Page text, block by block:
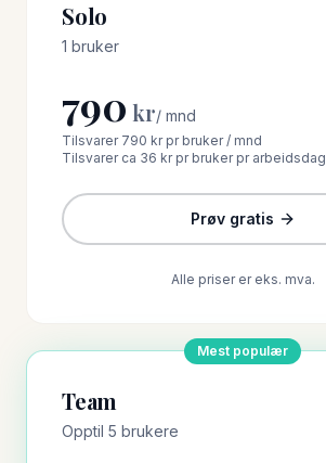
Solo
1 bruker
790 kr/ mnd
Tilsvarer 790 krpr bruker / mnd
Tilsvarer ca 36 kr pr bruker pr arbeidsdag
Prøv gratis
Alle priser er eks. mva.
Mest populær
Team
Opptil 5 brukere